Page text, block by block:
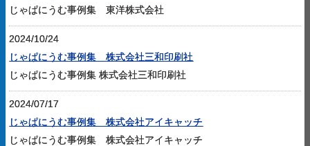
じゃぱにうむ事例集 東洋株式会社
2024/10/24
じゃぱにうむ事例集 株式会社三和印刷社
じゃぱにうむ事例集 株式会社三和印刷社
2024/07/17
じゃぱにうむ事例集 株式会社アイキャッチ
じゃぱにうむ事例集 株式会社アイキャッチ